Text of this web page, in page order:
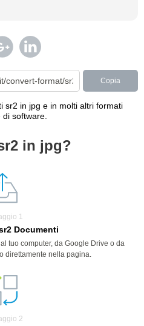
Copia
sr2 in jpg e in molti altri formati
software.
in jpg?
1
Documenti
tuo computer, da Google Drive o da
direttamente nella pagina.
2